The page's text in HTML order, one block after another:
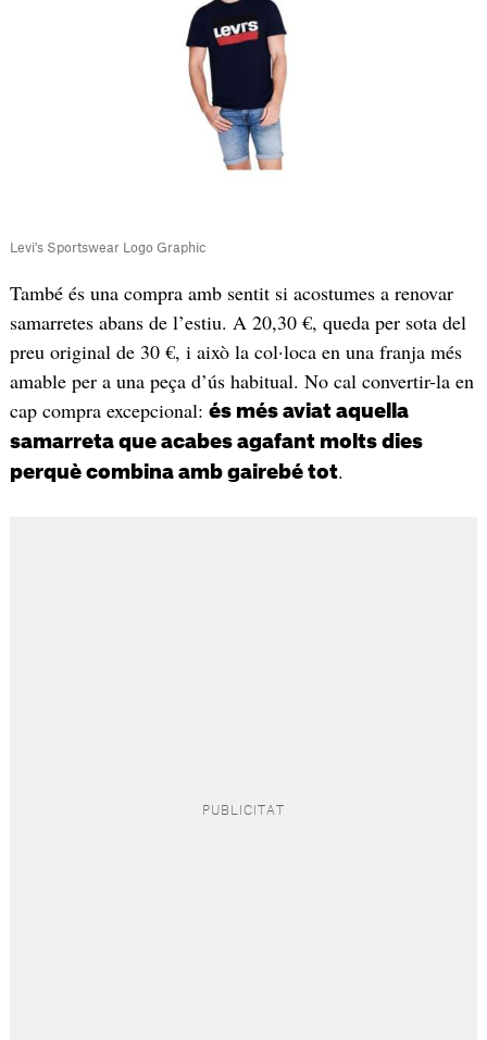
Levi's Sportswear Logo Graphic
També és una compra amb sentit si acostumes a renovar
samarretes abans de l’estiu. A 20,30 €, queda per sota del
preu original de 30 €, i això la col·loca en una franja més
amable per a una peça d’ús habitual. No cal convertir-la en
cap compra excepcional: és més aviat aquella
samarreta que acabes agafant molts dies
perquè combina amb gairebé tot.